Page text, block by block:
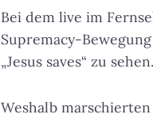
Bei dem live im
Supremacy-
„Jesus saves“ zu
Weshalb